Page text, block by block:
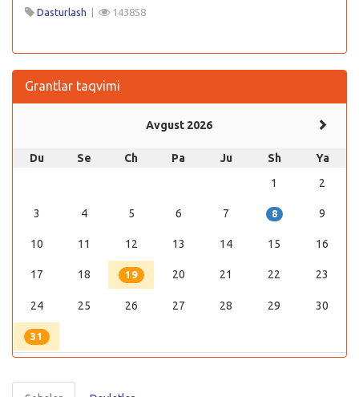
Dasturlash | 143858
Grantlar taqvimi
Avgust 2026
Du Se Ch Pa Ju Sh
Ya
1
2
3 4 5 6 7 8 9
10 11 12 13 14 15 16
17 18 19 20 21 22 23
24 25 26 27 28 29 30
31